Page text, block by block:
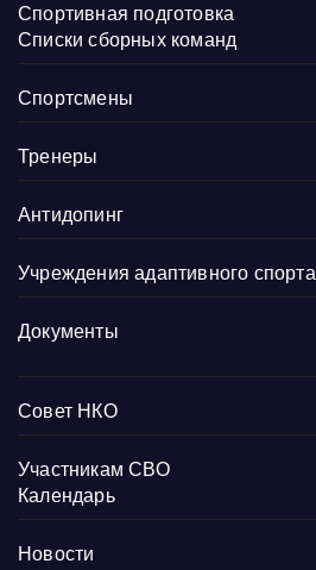
Спортивная подготовка
Списки сборных команд
Спортсмены
Тренеры
Антидопинг
Учреждения адаптивного спорта
Документы
Совет НКО
Участникам СВО
Календарь
Новости